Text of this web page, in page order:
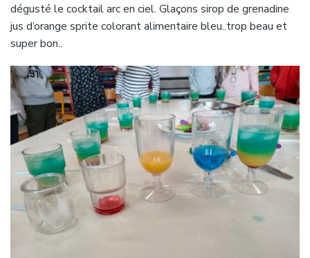
dégusté le cocktail arc en ciel. Glaçons sirop de grenadine
jus d’orange sprite colorant alimentaire bleu..trop beau et
super bon..